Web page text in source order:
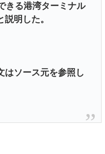
きる港湾ターミナル
明した。
ソース元を参照し